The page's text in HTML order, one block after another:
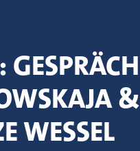
&
WESSEL